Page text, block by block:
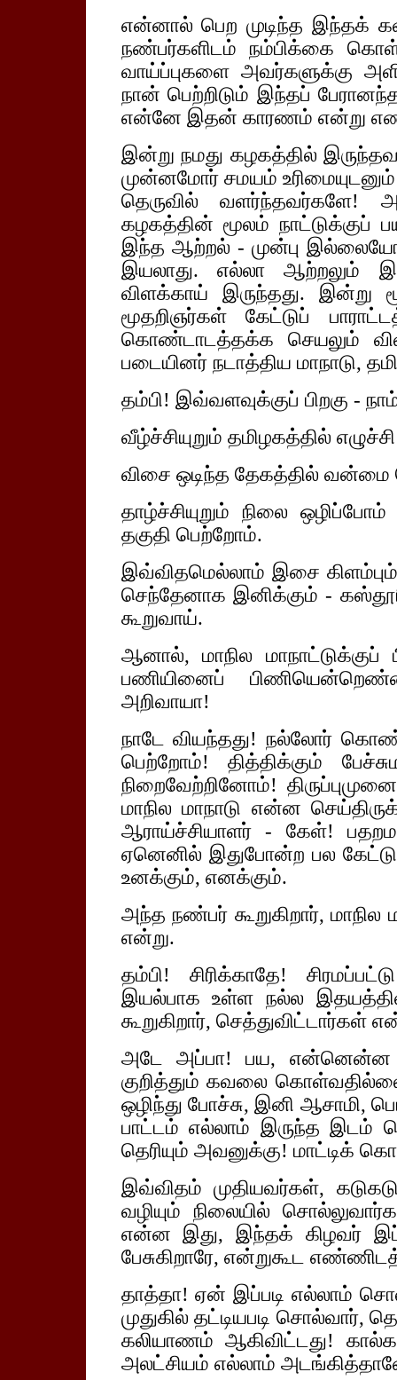
என்னால் பெற முடிந்த இந்தக்
நண்பர்களிடம் நம்பிக்கை
வாய்ப்புகளை அவர்களுக்கு
நான் பெற்றிடும் இந்தப்
என்னே இதன் காரணம் என்று
இன்று நமது கழகத்தில்
முன்னமோர் சமயம்
தெருவில் வளர்ந்தவர்களே!
கழகத்தின் மூலம் நாட்டுக்குப்
இந்த ஆற்றல் - முன்பு
இயலாது. எல்லா ஆற்றலும்
விளக்காய் இருந்தது. இன்று
மூதறிஞர்கள் கேட்டுப்
கொண்டாடத்தக்க செயலும்
படையினர் நடாத்திய மாநாடு,
தம்பி! இவ்வளவுக்குப் பிறகு -
வீழ்ச்சியுறும் தமிழகத்தில்
விசை ஒடிந்த தேகத்தில்
தாழ்ச்சியுறும் நிலை
தகுதி பெற்றோம்.
இவ்விதமெல்லாம் இசை
செந்தேனாக இனிக்கும் -
கூறுவாய்.
ஆனால், மாநில
பணியினைப்
அறிவாயா!
நாடே வியந்தது! நல்லோர்
பெற்றோம்! தித்திக்கும்
நிறைவேற்றினோம்!
மாநில மாநாடு என்ன
ஆராய்ச்சியாளர் - கேள்!
ஏனெனில் இதுபோன்ற பல
உனக்கும், எனக்கும்.
அந்த நண்பர் கூறுகிறார், மாநில
என்று.
தம்பி! சிரிக்காதே!
இயல்பாக உள்ள நல்ல
கூறுகிறார், செத்துவிட்டார்கள்
அடே அப்பா! பய, என்னென்ன
குறித்தும் கவலை கொள்வதில்லை
ஒழிந்து போச்சு, இனி ஆசாமி,
பாட்டம் எல்லாம் இருந்த இடம்
தெரியும் அவனுக்கு! மாட்டிக்
இவ்விதம் முதியவர்கள்,
வழியும் நிலையில்
என்ன இது, இந்தக் கிழவர்
பேசுகிறாரே, என்றுகூட
தாத்தா! ஏன் இப்படி எல்லாம்
முதுகில் தட்டியபடி சொல்வார்,
கலியாணம் ஆகிவிட்டது!
அலட்சியம் எல்லாம்